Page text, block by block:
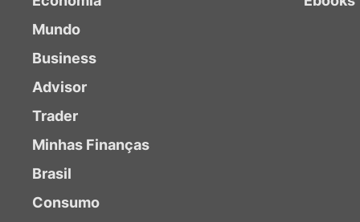
Mundo
Business
Advisor
Trader
Minhas Finanças
Brasil
Consumo